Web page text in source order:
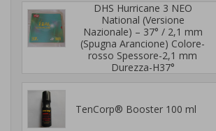
DHS Hurricane 3 NEO
National (Versione
Nazionale) – 37° / 2,1 mm
(Spugna Arancione) Colore-
rosso Spessore-2,1 mm
Durezza-H37°
TenCorp® Booster 100 ml